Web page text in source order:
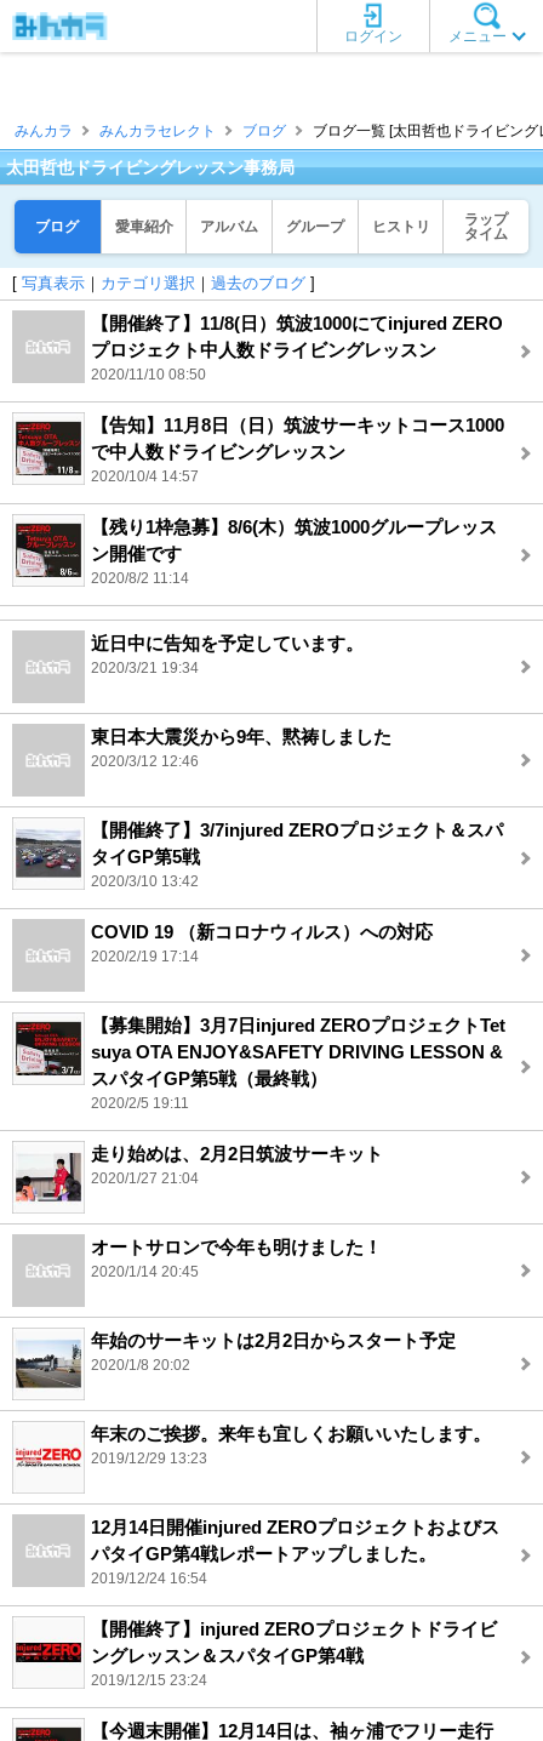
メニュー
ログイン
みんカラ みんカラセレクト ブログ ブログ一覧 [太田哲也ドライビン
太田哲也ドライビングレッスン事務局
ブログ 愛車紹介 アルバム グループ ヒストリ
ラップ
タイム
[ 写真表示 ｜ カテゴリ選択 ｜ 過去のブログ ]
【開催終了】11/8(日）筑波1000にてinjured ZERO
プロジェクト中人数ドライビングレッスン
2020/11/10 08:50
【告知】11月8日（日）筑波サーキットコース1000
で中人数ドライビングレッスン
2020/10/4 14:57
【残り1枠急募】8/6(木）筑波1000グループレッス
ン開催です
2020/8/2 11:14
近日中に告知を予定しています。
2020/3/21 19:34
東日本大震災から9年、黙祷しました
2020/3/12 12:46
【開催終了】3/7injured ZEROプロジェクト＆スパ
タイGP第5戦
2020/3/10 13:42
COVID 19 （新コロナウィルス）への対応
2020/2/19 17:14
【募集開始】3月7日injured ZEROプロジェクトTet
suya OTA ENJOY&SAFETY DRIVING LESSON &
スパタイGP第5戦（最終戦）
2020/2/5 19:11
走り始めは、2月2日筑波サーキット
2020/1/27 21:04
オートサロンで今年も明けました！
2020/1/14 20:45
年始のサーキットは2月2日からスタート予定
2020/1/8 20:02
年末のご挨拶。来年も宜しくお願いいたします。
2019/12/29 13:23
12月14日開催injured ZEROプロジェクトおよびス
パタイGP第4戦レポートアップしました。
2019/12/24 16:54
【開催終了】injured ZEROプロジェクトドライビ
ングレッスン＆スパタイGP第4戦
2019/12/15 23:24
【今週末開催】12月14日は、袖ヶ浦でフリー走行